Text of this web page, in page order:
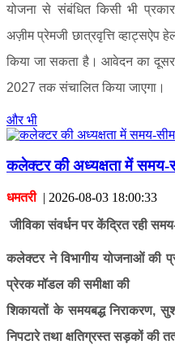
योजना से संबंधित किसी भी
अज़ीम प्रेमजी छात्रवृत्ति
किया जा सकता है। आवेदन का
2027 तक संचालित किया जाएगा।
और भी
कलेक्टर की अध्यक्षता में समय-
धमतरी| 2026-08-03 18:00:33
जीविका संवर्धन पर केंद्रित रही
कलेक्टर ने विभागीय योजनाओं की
प्रेरक मॉडल की समीक्षा की
शिकायतों के समयबद्ध निराकरण,
निपटारे तथा क्षतिग्रस्त सड़कों की